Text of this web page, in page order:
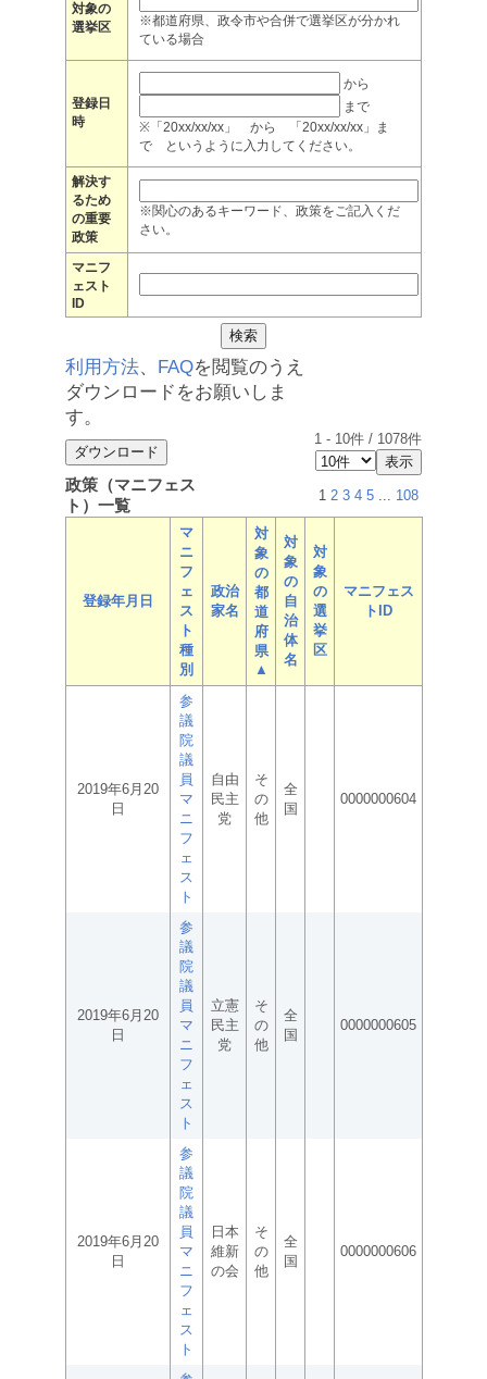
対象の
選挙区
※都道府県、政令市や合併で選挙区が分かれ
ている場合
登録日
時
から
まで
※「20xx/xx/xx」 から 「20xx/xx/xx」ま
で というように入力してください。
解決す
るため
の重要
政策
※関心のあるキーワード、政策をご記入くだ
さい。
マニフ
ェスト
ID
利用方法、 FAQを閲覧のうえ
ダウンロードをお願いしま
す。
1 - 10件 / 1078件
政策（マニフェス
ト）一覧
1 2 3 4 5 ... 108
登録年月日
マ
ニ
フ
ェ
ス
ト
種
別
政治
家名
対
象
の
都
道
府
県
▲
対
象
の
自
治
体
名
対
象
の
選
挙
区
マニフェス
トID
2019年6月20
日
参
議
院
議
員
マ
ニ
フ
ェ
ス
ト
自由
民主
党
そ
の
他
全
国
0000000604
2019年6月20
日
参
議
院
議
員
マ
ニ
フ
ェ
ス
ト
立憲
民主
党
そ
の
他
全
国
0000000605
2019年6月20
日
参
議
院
議
員
マ
ニ
フ
ェ
ス
ト
日本
維新
の会
そ
の
他
全
国
0000000606